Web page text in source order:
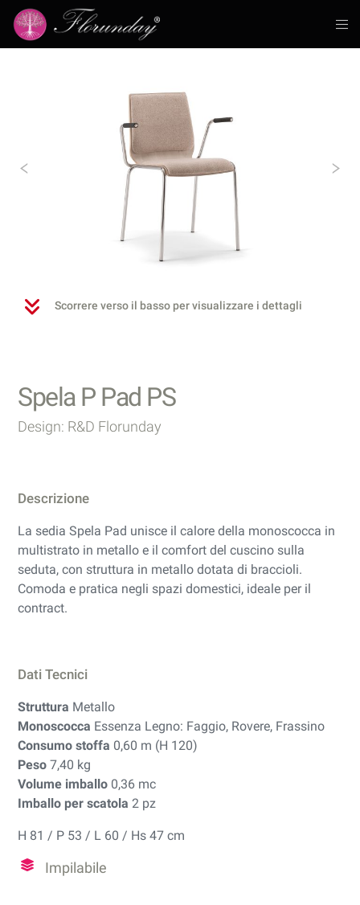
Scorrere verso il basso per visualizzare i dettagli
Spela P Pad PS
Design: R&D Florunday
Descrizione
La sedia Spela Pad unisce il calore della monoscocca in
multistrato in metallo e il comfort del cuscino sulla
seduta, con struttura in metallo dotata di braccioli.
Comoda e pratica negli spazi domestici, ideale per il
contract.
Dati Tecnici
Struttura Metallo
Monoscocca Essenza Legno: Faggio, Rovere, Frassino
Consumo stoffa 0,60 m (H 120)
Peso 7,40 kg
Volume imballo 0,36 mc
Imballo per scatola 2 pz
H 81 / P 53 / L 60 / Hs 47 cm
Impilabile